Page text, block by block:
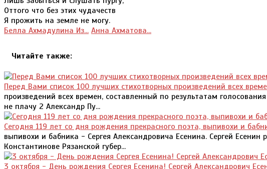
Оттого что без этих чудачеств
Я прожить на земле не могу.
Белла Ахмадулина Из... Анна Ахматова...
Читайте также:
Перед Вами список 100 лучших стихотворных произведений всех
произведений всех времен, составленный по результатам
не плачу 2 Александр Пу...
Сегодня 119 лет со дня рождения прекрасного поэта, выпивохи и
выпивохи и бабника - Сергея Александровича Есенина. Сергей Есенин
Константинове Рязанской губер...
3 октября - День рождения Сергея Есенина! Сергей Александрович